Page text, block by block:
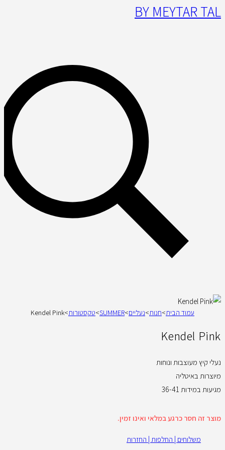
BY MEYTAR TAL
עמוד הבית>חנות>נעליים>
SUMMER
>טקסטורות>
Kendel Pink
Kendel Pink
נעלי קיץ מעוצבות ונוחות
מיוצרות באיטליה
מגיעות במידות 36-41
מוצר זה חסר כרגע במלאי ואינו זמין.
משלוחים | החלפות | החזרות